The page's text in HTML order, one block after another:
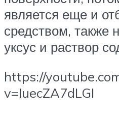
является еще и
средством, также
уксус и раствор
https://
v=IuecZA7dLGI